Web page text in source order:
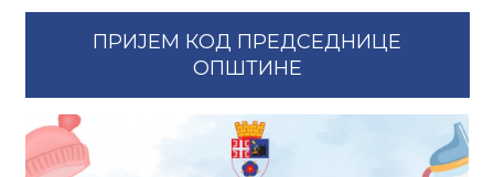
ПРИЈЕМ КОД ПРЕДСЕДНИЦЕ
ОПШТИНЕ